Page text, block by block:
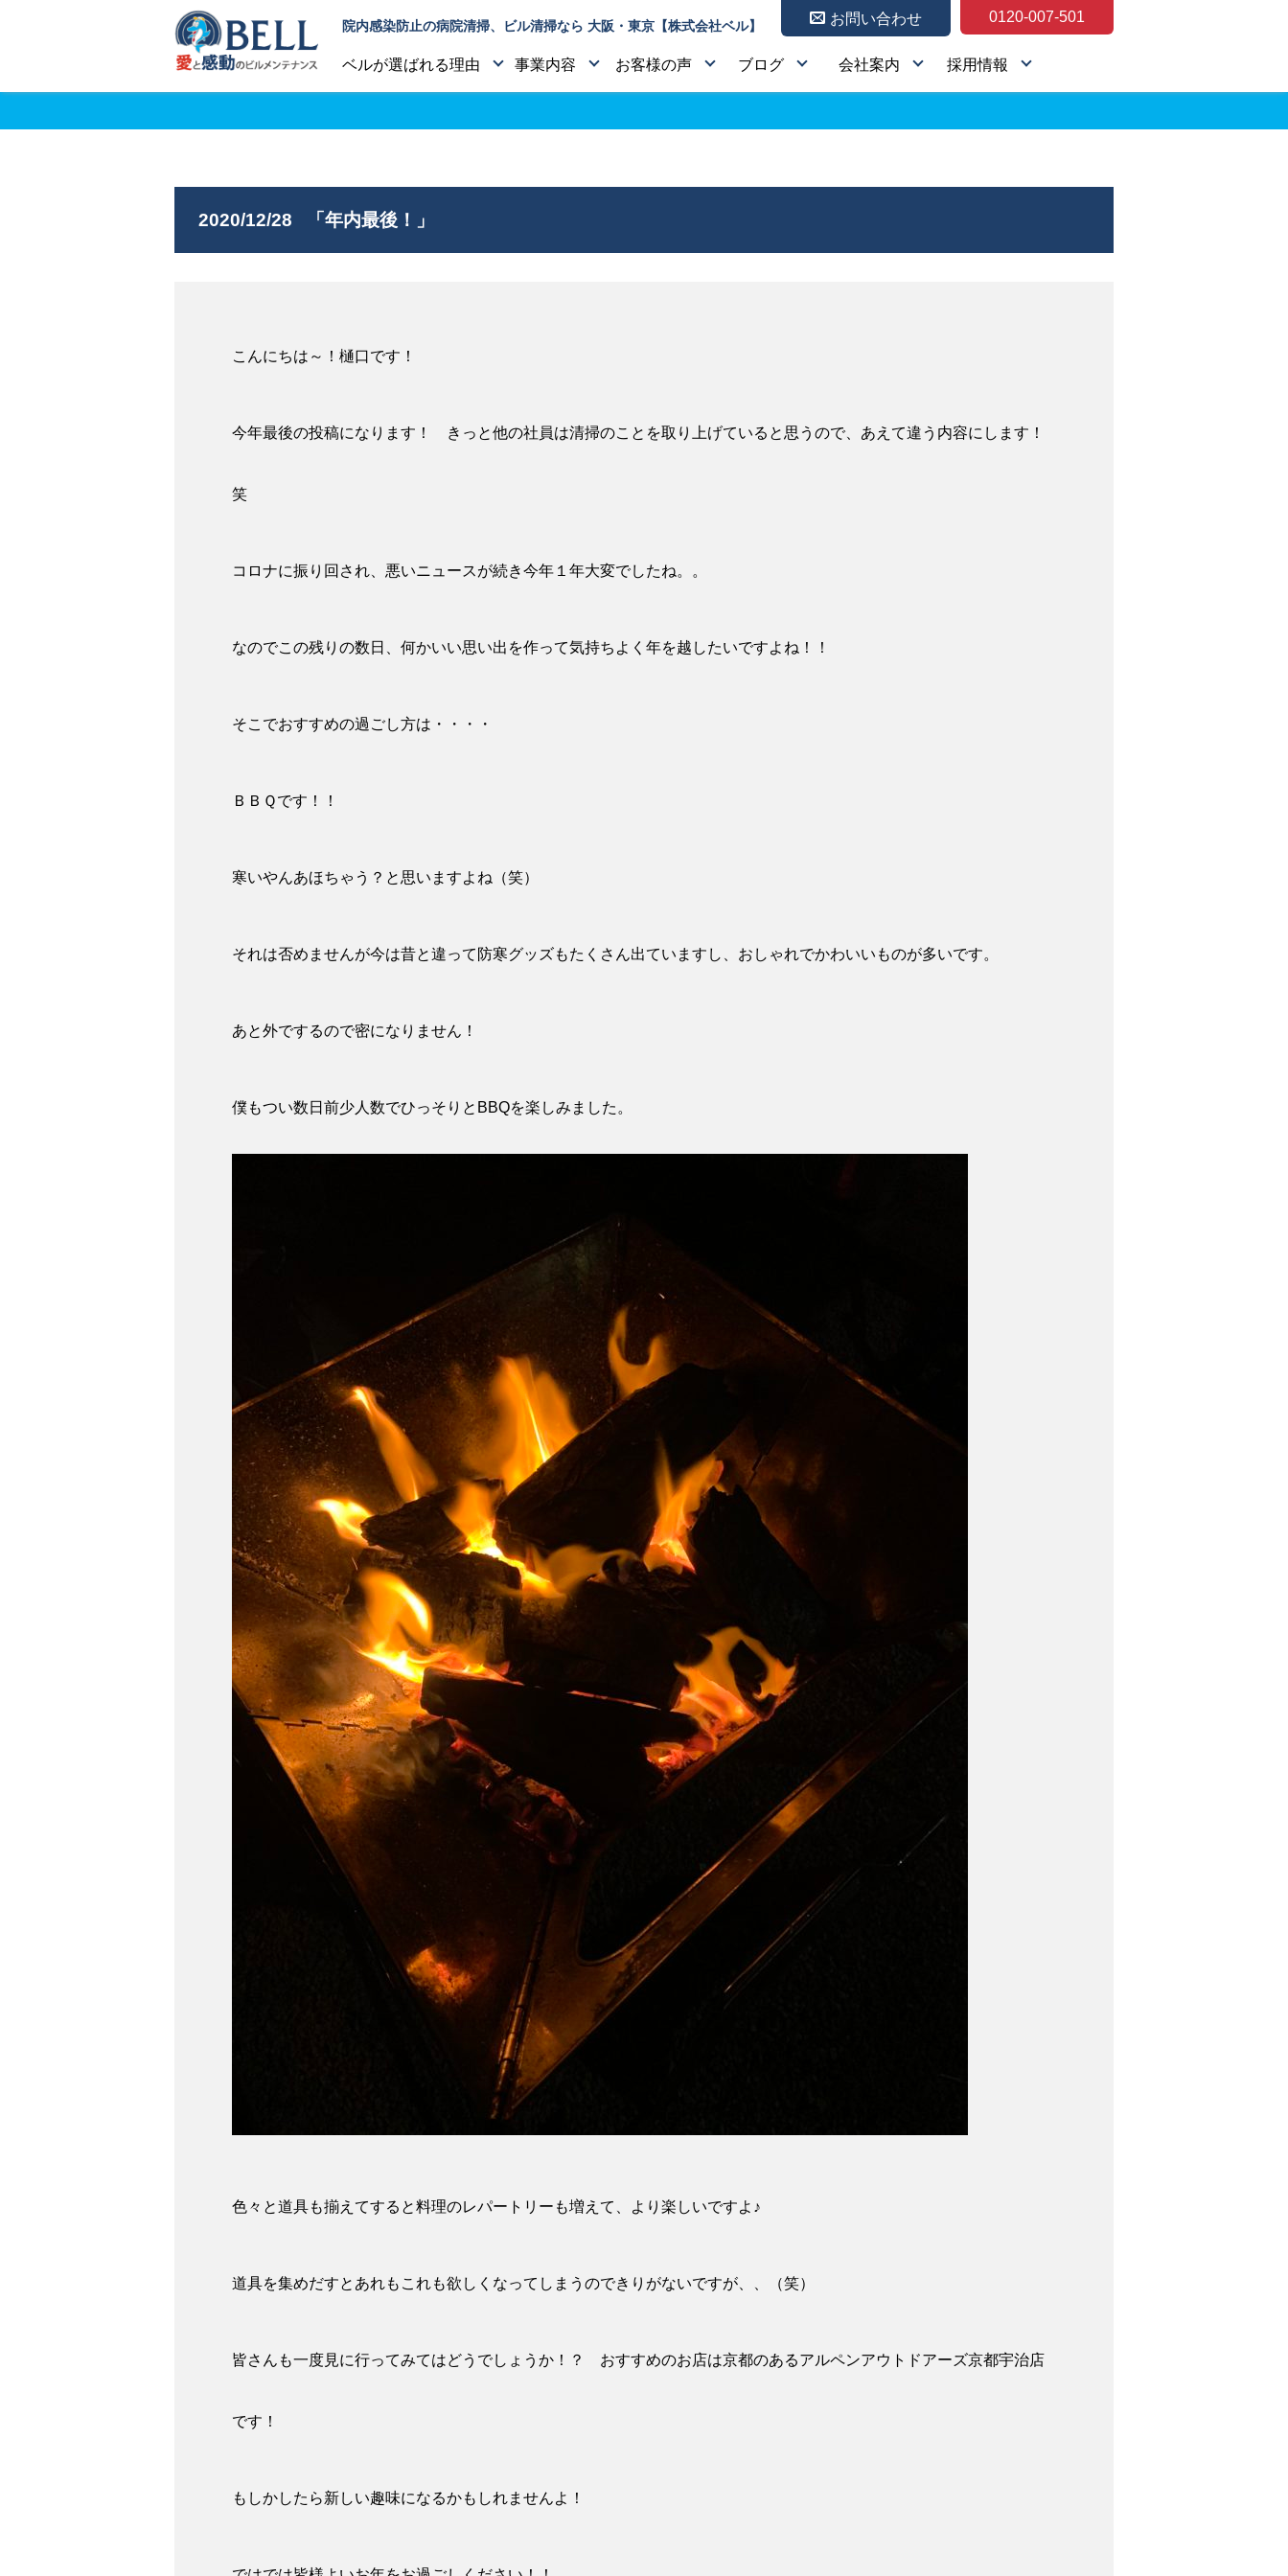
院内感染防止の病院清掃、ビル清掃なら 大阪・東京【株式会社ベル】 お問い合わせ 0120-007-501
ベルが選ばれる理由 事業内容 お客様の声 ブログ 会社案内 採用情報
2020/12/28 「年内最後！」
こんにちは～！樋口です！
今年最後の投稿になります！ きっと他の社員は清掃のことを取り上げていると思うので、あえて違う内容にします！
笑
コロナに振り回され、悪いニュースが続き今年１年大変でしたね。。
なのでこの残りの数日、何かいい思い出を作って気持ちよく年を越したいですよね！！
そこでおすすめの過ごし方は・・・・
ＢＢＱです！！
寒いやんあほちゃう？と思いますよね（笑）
それは否めませんが今は昔と違って防寒グッズもたくさん出ていますし、おしゃれでかわいいものが多いです。
あと外でするので密になりません！
僕もつい数日前少人数でひっそりとBBQを楽しみました。
色々と道具も揃えてすると料理のレパートリーも増えて、より楽しいですよ♪
道具を集めだすとあれもこれも欲しくなってしまうのできりがないですが、、（笑）
皆さんも一度見に行ってみてはどうでしょうか！？ おすすめのお店は京都のあるアルペンアウトドアーズ京都宇治店
です！
もしかしたら新しい趣味になるかもしれませんよ！